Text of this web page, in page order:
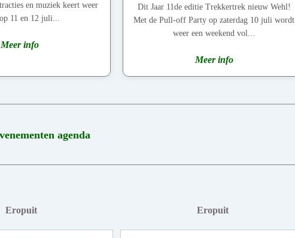
en muziek keert weer
11 en 12 juli...
Meer info
Dit Jaar 11de editie Trekkertrek nieuw Wehl!
Met de Pull-off Party op zaterdag 10 juli wordt
weer een weekend vol...
Meer info
agenda
Eropuit Eropuit